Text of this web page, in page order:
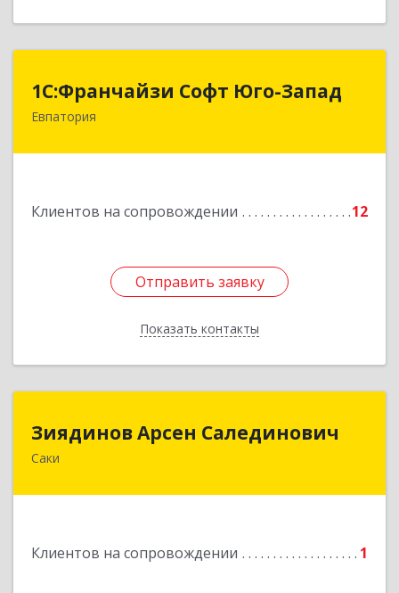
1С:Франчайзи Софт Юго-Запад
Евпатория
Клиентов на сопровождении 12
Отправить заявку
Показать контакты
1С:Франчайзи Софт Юго-Запад
297407, Крым Респ, Евпатория г, Победы пр-кт,
Отправить заявку
Назад
Зиядинов Арсен Салединович
Саки
Клиентов на сопровождении 1